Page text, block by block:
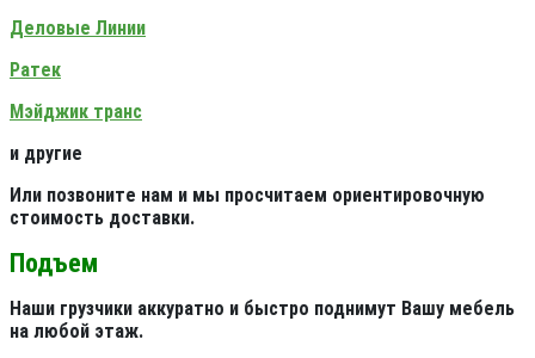
Деловые Линии
Ратек
Мэйджик транс
и другие
Или позвоните нам и мы просчитаем ориентировочную
стоимость доставки.
Подъем
Наши грузчики аккуратно и быстро поднимут Вашу мебель
на любой этаж.